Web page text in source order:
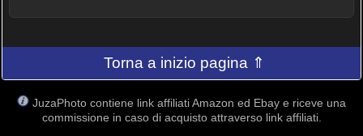
Torna a inizio pagina ⇑
JuzaPhoto contiene link affiliati Amazon ed Ebay e riceve una
commissione in caso di acquisto attraverso link affiliati.